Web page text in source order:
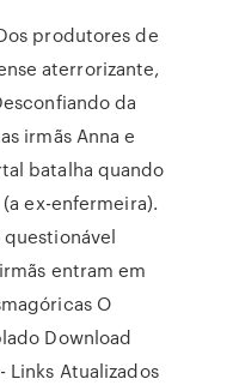
produtores de
aterrorizante,
da
irmãs Anna e
batalha quando
ex-enfermeira).
entram em
O
Download
Links Atualizados